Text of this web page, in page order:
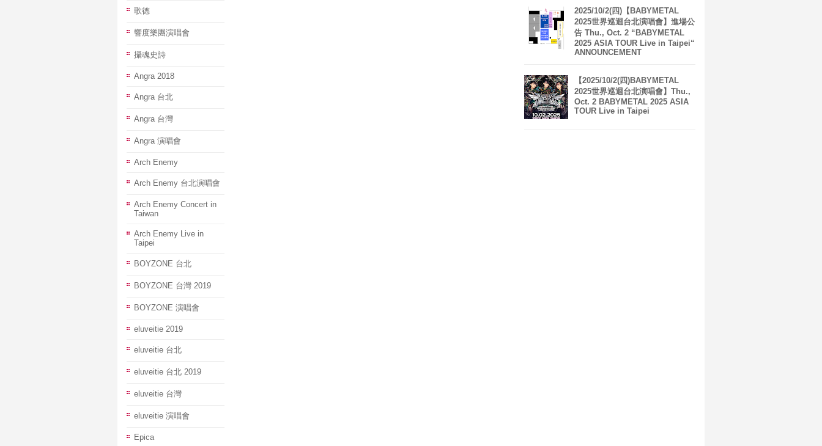
歌德
響度樂團演唱會
攝魂史詩
Angra 2018
Angra 台北
Angra 台灣
Angra 演唱會
Arch Enemy
Arch Enemy 台北演唱會
Arch Enemy Concert in
Taiwan
Arch Enemy Live in
Taipei
BOYZONE 台北
BOYZONE 台灣 2019
BOYZONE 演唱會
eluveitie 2019
eluveitie 台北
eluveitie 台北 2019
eluveitie 台灣
eluveitie 演唱會
Epica
2025/10/2(四)【BABYMETAL
2025世界巡迴台北演唱會】進場公
告 Thu., Oct. 2 “BABYMETAL
2025 ASIA TOUR Live in Taipei“
ANNOUNCEMENT
【2025/10/2(四)BABYMETAL
2025世界巡迴台北演唱會】Thu.,
Oct. 2 BABYMETAL 2025 ASIA
TOUR Live in Taipei